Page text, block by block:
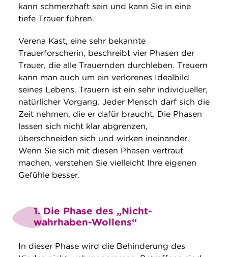
kann schmerzhaft sein und kann Sie in eine
tiefe Trauer führen.
Verena Kast, eine sehr bekannte
Trauerforscherin, beschreibt vier Phasen der
Trauer, die alle Trauernden durchleben. Trauern
kann man auch um ein verlorenes Idealbild
seines Lebens. Trauern ist ein sehr individueller,
natürlicher Vorgang. Jeder Mensch darf sich die
Zeit nehmen, die er dafür braucht. Die Phasen
lassen sich nicht klar abgrenzen,
überschneiden sich und wirken ineinander.
Wenn Sie sich mit diesen Phasen vertraut
machen, verstehen Sie vielleicht Ihre eigenen
Gefühle besser.
1. Die Phase des „Nicht-
wahrhaben-Wollens“
In dieser Phase wird die Behinderung des